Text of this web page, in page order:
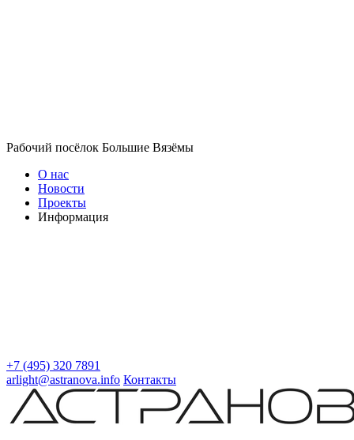
Рабочий посёлок Большие Вязёмы
О нас
Новости
Проекты
Информация
+7 (495) 320 7891
arlight@astranova.info Контакты